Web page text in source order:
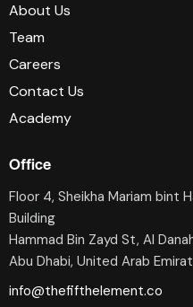
About Us
Team
Careers
Contact Us
Academy
Office
Floor 4, Sheikha Mariam bint
Building
Hammad Bin Zayd St, AI
Abu Dhabi, United Arab
info@thefifthelement.co